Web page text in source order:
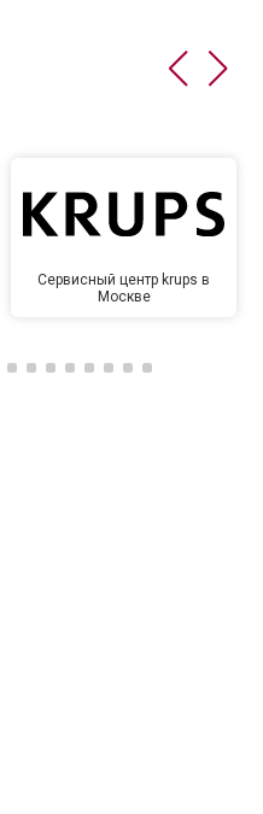
Сервисный центр krups в
Москве